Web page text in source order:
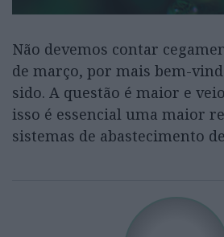
Não devemos contar
de março, por mais bem-
sido. A questão é maior e
isso é essencial uma maior
sistemas de abastecimento